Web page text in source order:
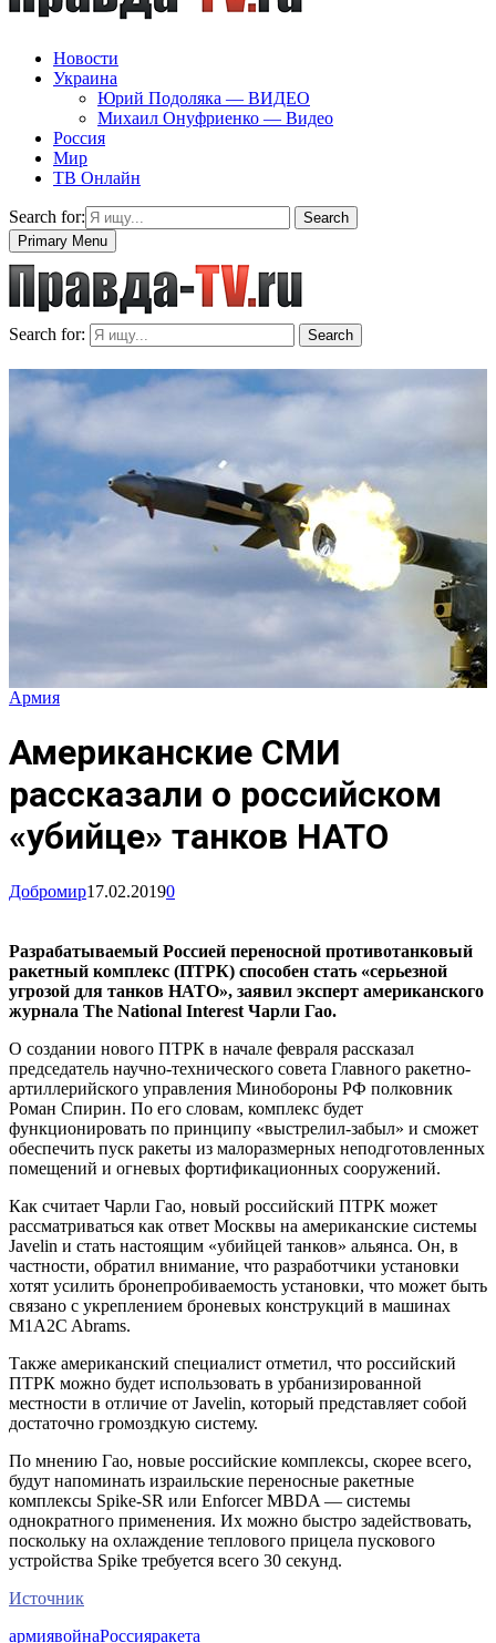
Новости
Украина
Юрий Подоляка — ВИДЕО
Михаил Онуфриенко — Видео
Россия
Мир
ТВ Онлайн
Search for:
Search
Primary Menu
Search for: Search
Армия
Американские СМИ
рассказали о российском
«убийце» танков НАТО
Добромир17.02.20190
Разрабатываемый Россией переносной противотанковый
ракетный комплекс (ПТРК) способен стать «серьезной
угрозой для танков НАТО», заявил эксперт американского
журнала The National Interest Чарли Гао.
О создании нового ПТРК в начале февраля рассказал
председатель научно-технического совета Главного ракетно-
артиллерийского управления Минобороны РФ полковник
Роман Спирин. По его словам, комплекс будет
функционировать по принципу «выстрелил-забыл» и сможет
обеспечить пуск ракеты из малоразмерных неподготовленных
помещений и огневых фортификационных сооружений.
Как считает Чарли Гао, новый российский ПТРК может
рассматриваться как ответ Москвы на американские системы
Javelin и стать настоящим «убийцей танков» альянса. Он, в
частности, обратил внимание, что разработчики установки
хотят усилить бронепробиваемость установки, что может быть
связано с укреплением броневых конструкций в машинах
M1A2C Abrams.
Также американский специалист отметил, что российский
ПТРК можно будет использовать в урбанизированной
местности в отличие от Javelin, который представляет собой
достаточно громоздкую систему.
По мнению Гао, новые российские комплексы, скорее всего,
будут напоминать израильские переносные ракетные
комплексы Spike-SR или Enforcer MBDA — системы
однократного применения. Их можно быстро задействовать,
поскольку на охлаждение теплового прицела пускового
устройства Spike требуется всего 30 секунд.
Источник
армиявойнаРоссияракета